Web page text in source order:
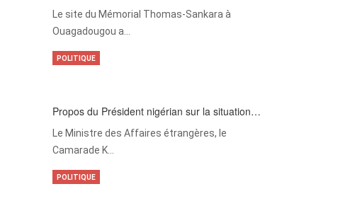
Le site du Mémorial Thomas-Sankara à
Ouagadougou a…
Propos du Président nigérian sur la situation…
Le Ministre des Affaires étrangères, le
Camarade K…
POLITIQUE
POLITIQUE